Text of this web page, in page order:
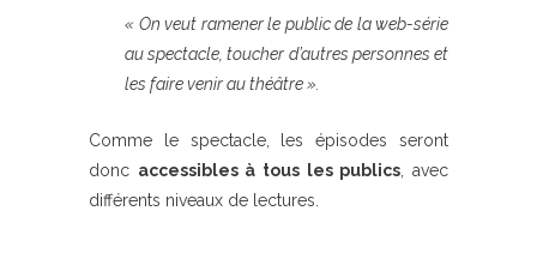
« On veut ramener le public de la web-série
au spectacle, toucher d’autres personnes et
les faire venir au théâtre ».
Comme le spectacle, les épisodes seront
donc accessibles à tous les publics , avec
différents niveaux de lectures.